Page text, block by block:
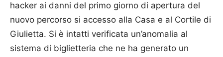
hacker ai danni del primo giorno di apertura del
nuovo percorso si accesso alla Casa e al Cortile di
Giulietta. Si è intatti verificata un’anomalia al
sistema di biglietteria che ne ha generato un